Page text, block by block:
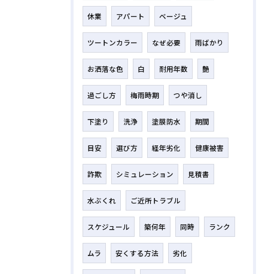
休業 アパート ベージュ
ツートンカラー なぜ必要 雨ばかり
お洒落な色 白 耐用年数 艶
過ごし方 梅雨時期 つや消し
下塗り 洗浄 塗膜防水 期間
目安 選び方 経年劣化 健康被害
詐欺 シミュレーション 見積書
水ぶくれ ご近所トラブル
スケジュール 築何年 同時 ランク
ムラ 安くする方法 劣化